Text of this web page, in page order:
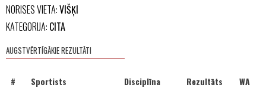
NORISES VIETA:VIŠĶI
KATEGORIJA: CITA
AUGSTVĒRTĪGĀKIE REZULTĀTI
# Sportists Disciplīna Rezultāts WA